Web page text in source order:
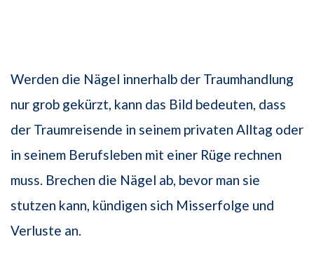
Werden die Nägel innerhalb der Traumhandlung
nur grob gekürzt, kann das Bild bedeuten, dass
der Traumreisende in seinem privaten Alltag oder
in seinem Berufsleben mit einer Rüge rechnen
muss. Brechen die Nägel ab, bevor man sie
stutzen kann, kündigen sich Misserfolge und
Verluste an.